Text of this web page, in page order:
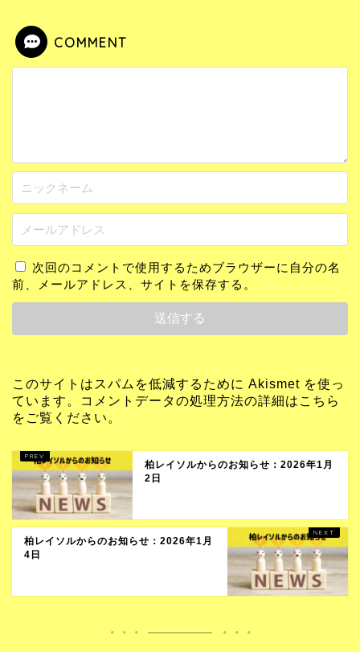
COMMENT
次回のコメントで使用するためブラウザーに自分の名
前、メールアドレス、サイトを保存する。
このサイトはスパムを低減するために Akismet を使っ
ています。
コメントデータの処理方法の詳細はこちら
をご覧ください 。
柏レイソルからのお知らせ：2026年1月
2日
柏レイソルからのお知らせ：2026年1月
4日